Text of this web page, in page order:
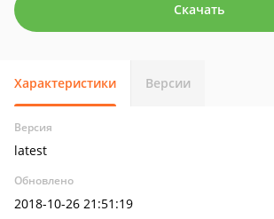
Скачать
Характеристики Версии
Версия
latest
Обновлено
2018-10-26 21:51:19